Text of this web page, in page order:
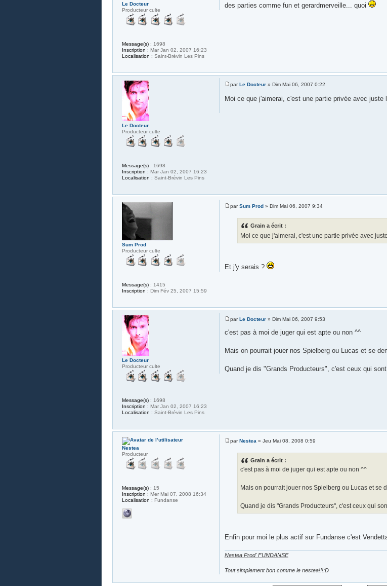
des parties comme fun et gerardmerveille... quoi
Le Docteur
Producteur culte
Message(s) : 1698
Inscription : Mar Jan 02, 2007 16:23
Localisation : Saint-Brévin Les Pins
parLe Docteur» Dim Mai 06, 2007 0:22
Moi ce que j'aimerai, c'est une partie privée avec juste
Le Docteur
Producteur culte
Message(s) : 1698
Inscription : Mar Jan 02, 2007 16:23
Localisation : Saint-Brévin Les Pins
parSum Prod» Dim Mai 06, 2007 9:34
Grain a écrit :
Moi ce que j'aimerai, c'est une partie privée avec
Et j'y serais ?
Sum Prod
Producteur culte
Message(s) : 1415
Inscription : Dim Fév 25, 2007 15:59
parLe Docteur» Dim Mai 06, 2007 9:53
c'est pas à moi de juger qui est apte ou non ^^
Mais on pourrait jouer nos Spielberg ou Lucas et se
Quand je dis "Grands Producteurs", c'est ceux qui
Le Docteur
Producteur culte
Message(s) : 1698
Inscription : Mar Jan 02, 2007 16:23
Localisation : Saint-Brévin Les Pins
parNestea » Jeu Mai 08, 2008 0:59
Grain a écrit :
c'est pas à moi de juger qui est apte ou non ^^
Mais on pourrait jouer nos Spielberg ou Lucas et se
Quand je dis "Grands Producteurs", c'est ceux qui
Enfin pour moi le plus actif sur Fundanse c'est
Nestea Prod' FUNDANSE
Tout simplement bon comme le nestea!!!:D
Nestea
Producteur
Message(s) : 15
Inscription : Mer Mai 07, 2008 16:34
Localisation : Fundanse